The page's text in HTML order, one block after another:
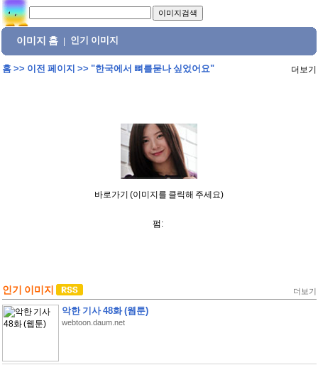
이미지 홈 인기 이미지
홈>> 이전 페이지 >> "한국에서 뼈를묻나 싶었어요" 더보기
바로가기 (이미지를 클릭해 주세요)
펌:
인기 이미지 더보기
악한 기사 48화 (웹툰)
webtoon.daum.net